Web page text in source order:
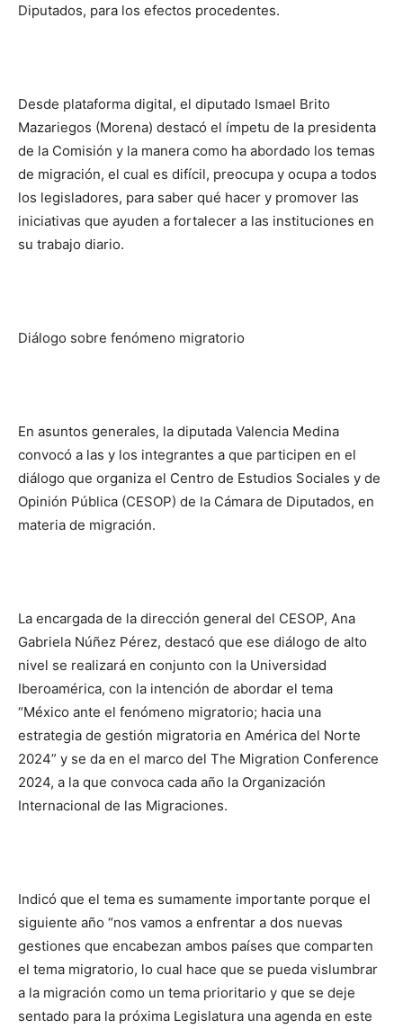
Diputados, para los efectos procedentes.
Desde plataforma digital, el diputado Ismael Brito
Mazariegos (Morena) destacó el ímpetu de la presidenta
de la Comisión y la manera como ha abordado los temas
de migración, el cual es difícil, preocupa y ocupa a todos
los legisladores, para saber qué hacer y promover las
iniciativas que ayuden a fortalecer a las instituciones en
su trabajo diario.
Diálogo sobre fenómeno migratorio
En asuntos generales, la diputada Valencia Medina
convocó a las y los integrantes a que participen en el
diálogo que organiza el Centro de Estudios Sociales y de
Opinión Pública (CESOP) de la Cámara de Diputados, en
materia de migración.
La encargada de la dirección general del CESOP, Ana
Gabriela Núñez Pérez, destacó que ese diálogo de alto
nivel se realizará en conjunto con la Universidad
Iberoamérica, con la intención de abordar el tema
“México ante el fenómeno migratorio; hacia una
estrategia de gestión migratoria en América del Norte
2024” y se da en el marco del The Migration Conference
2024, a la que convoca cada año la Organización
Internacional de las Migraciones.
Indicó que el tema es sumamente importante porque el
siguiente año “nos vamos a enfrentar a dos nuevas
gestiones que encabezan ambos países que comparten
el tema migratorio, lo cual hace que se pueda vislumbrar
a la migración como un tema prioritario y que se deje
sentado para la próxima Legislatura una agenda en este